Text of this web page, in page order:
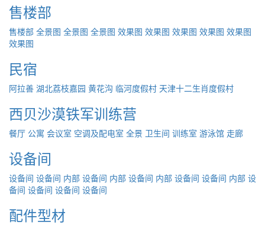
售楼部
售楼部 全景图 全景图 全景图 效果图 效果图 效果图 效果图 效果图
效果图
民宿
阿拉善 湖北荔枝嘉园 黄花沟 临河度假村 天津十二生肖度假村
西贝沙漠铁军训练营
餐厅 公寓 会议室 空调及配电室 全景 卫生间 训练室 游泳馆 走廊
设备间
设备间 设备间 内部 设备间 内部 设备间 内部 设备间 设备间 内部 设
备间 设备间 设备间 设备间
配件型材